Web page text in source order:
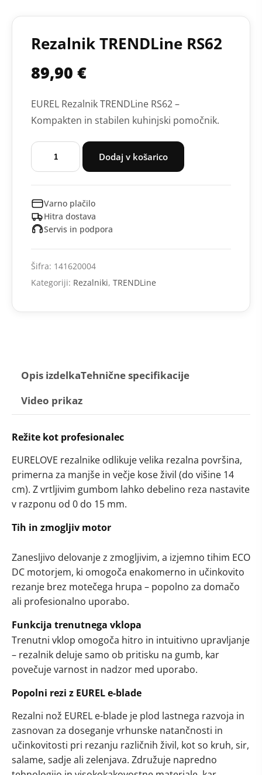
Rezalnik TRENDLine RS62
89,90 €
EUREL Rezalnik TRENDLine RS62 –
Kompakten in stabilen kuhinjski pomočnik.
Rezalnik
TRENDLine
Dodaj v košarico
Varno plačilo
Hitra dostava
Servis in podpora
Šifra: 141620004
Kategoriji: Rezalniki, TRENDLine
Opis izdelkaTehnične specifikacije
Video prikaz
Režite kot profesionalec
EURELOVE rezalnike odlikuje velika rezalna površina,
primerna za manjše in večje kose živil (do višine 14
cm). Z vrtljivim gumbom lahko debelino reza nastavite
v razponu od 0 do 15 mm.
Tih in zmogljiv motor
Zanesljivo delovanje z zmogljivim, a izjemno tihim ECO
DC motorjem, ki omogoča enakomerno in učinkovito
rezanje brez motečega hrupa – popolno za domačo
ali profesionalno uporabo.
Funkcija trenutnega vklopa
Trenutni vklop omogoča hitro in intuitivno upravljanje
– rezalnik deluje samo ob pritisku na gumb, kar
povečuje varnost in nadzor med uporabo.
Popolni rezi z EUREL e-blade
Rezalni nož EUREL e-blade je plod lastnega razvoja in
zasnovan za doseganje vrhunske natančnosti in
učinkovitosti pri rezanju različnih živil, kot so kruh, sir,
salame, sadje ali zelenjava. Združuje napredno